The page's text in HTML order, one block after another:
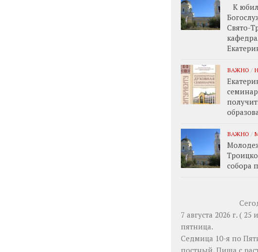
К
Свято-
ВАЖНО /
ВАЖНО /
собора
7 августа 2026 г. ( 25
пятница.
Седмица 10-я по
постный. Пища с